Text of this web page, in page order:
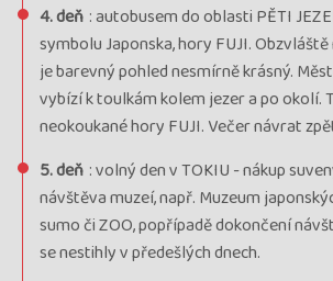
VYPRODÁNO, garance odjezdu,
Kód termínu
termín
vypredaný
Termín 23.10. -
VYPRODÁNO, garance odjezdu, průvodce:
Kód termínu
Cena
4. deň : autobusem do oblasti PĚTI
symbolu Japonska, hory FUJI.
je barevný pohled nesmírně krásný.
vybízí k toulkám kolem jezer a po okolí.
neokoukané hory FUJI. Večer návrat
5. deň : volný den v TOKIU - nákup
návštěva muzeí, např. Muzeum
sumo či ZOO, popřípadě dokončení
se nestihly v předešlých dnech.